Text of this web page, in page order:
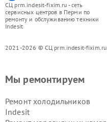
СЦ prm.indesit-fixim.ru - сеть
сервисных центров в Перми по
ремонту и обслуживанию техники
Indesit
2021-2026 © СЦ prm.indesit-fixim.ru
Мы ремонтируем
Ремонт холодильников
Indesit